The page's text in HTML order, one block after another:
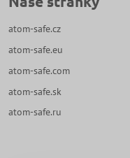
atom-safe.cz
atom-safe.eu
atom-safe.com
atom-safe.sk
atom-safe.ru